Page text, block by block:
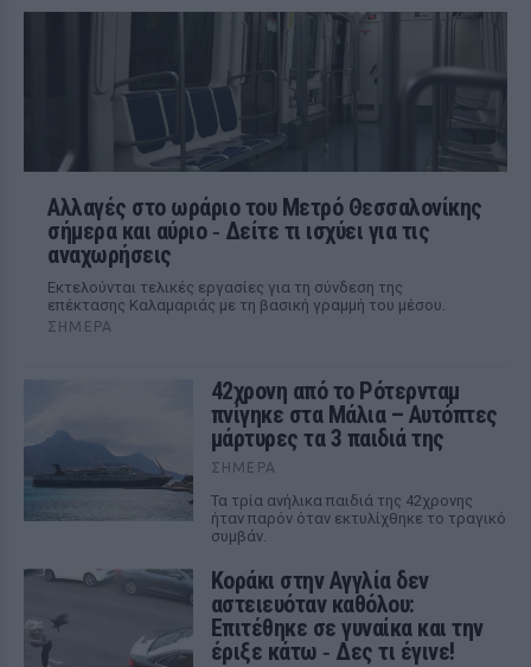
Αλλαγές στο ωράριο του Μετρό Θεσσαλονίκης
σήμερα και αύριο ‑ Δείτε τι ισχύει για τις
αναχωρήσεις
Εκτελούνται τελικές εργασίες για τη σύνδεση της
επέκτασης Καλαμαριάς με τη βασική γραμμή του μέσου.
ΣΉΜΕΡΑ
42χρονη από το Ρότερνταμ
πνίγηκε στα Μάλια – Αυτόπτες
μάρτυρες τα 3 παιδιά της
ΣΉΜΕΡΑ
Τα τρία ανήλικα παιδιά της 42χρονης
ήταν παρόν όταν εκτυλίχθηκε το τραγικό
συμβάν.
Kοράκι στην Αγγλία δεν
αστειευόταν καθόλου:
Επιτέθηκε σε γυναίκα και την
έριξε κάτω ‑ Δες τι έγινε!